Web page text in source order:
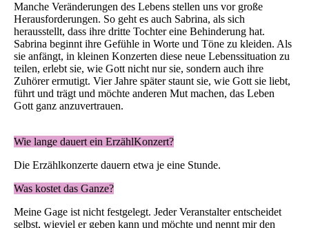
Manche Veränderungen des Lebens stellen uns vor große
Herausforderungen. So geht es auch Sabrina, als sich
herausstellt, dass ihre dritte Tochter eine Behinderung hat.
Sabrina beginnt ihre Gefühle in Worte und Töne zu kleiden. Als
sie anfängt, in kleinen Konzerten diese neue Lebenssituation zu
teilen, erlebt sie, wie Gott nicht nur sie, sondern auch ihre
Zuhörer ermutigt. Vier Jahre später staunt sie, wie Gott sie liebt,
führt und trägt und möchte anderen Mut machen, das Leben
Gott ganz anzuvertrauen.
Wie lange dauert ein ErzählKonzert?
Die Erzählkonzerte dauern etwa je eine Stunde.
Was kostet das Ganze?
Meine Gage ist nicht festgelegt. Jeder Veranstalter entscheidet
selbst, wieviel er geben kann und möchte und nennt mir den